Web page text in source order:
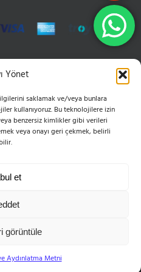
Yönet
saklamak ve/veya bunlara
kullanıyoruz. Bu teknolojilere izin
benzersiz kimlikler gibi verileri
veya onayı geri çekmek, belirli
et
görüntüle
Aydınlatma Metni
Cevizli Maltepe
Derneği | Tüm Hakları Saklıdır
posta